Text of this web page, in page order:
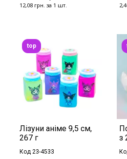
12,08 грн. за 1 шт.
Лізуни аніме 9,5 см,
267 г
Код 23-4533
top
з